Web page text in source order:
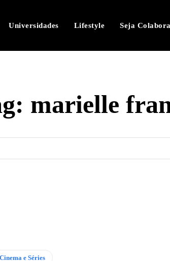
Universidades Lifestyle Seja
marielle
Cinema e Séries